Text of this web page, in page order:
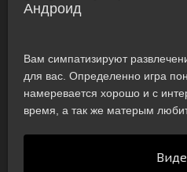
Андроид
Вам симпатизируют
для вас. Определенно игра
намеревается хорошо и с
время, а так же матерым